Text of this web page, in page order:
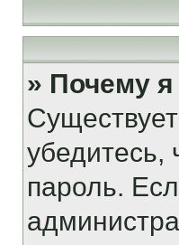
» Почему я
убедитесь,
пароль.